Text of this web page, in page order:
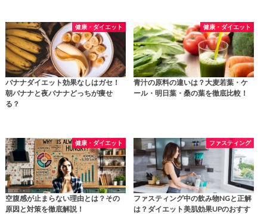
健康・ダイエット
バナナダイエット効果なしはガセ！
朝バナナと夜バナナどっちが痩せ
る？
健康・ダイエット
青汁の原料の違いは？大麦若葉・ケ
ール・明日葉・桑の葉を徹底比較！
健康・ダイエット
空腹感が止まらない理由とは？その
原因と対策を徹底解説！
ファスティング
ファスティング中の飲み物NGと正解
は？ダイエット美肌効果UPのおすす